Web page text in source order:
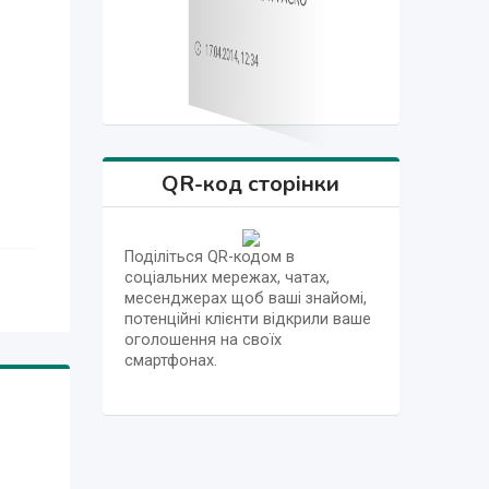
17.04.2014, 12:12
17.04.2014, 12:47
17.04.2014, 12:34
17.04.2014, 12:3017.04.2014, 12:15
17.04.2014, 12:12
17.04.2014, 12:47
QR-код сторінки
Поділіться QR-кодом в
соціальних мережах, чатах,
месенджерах щоб ваші знайомі,
потенційні клієнти відкрили ваше
оголошення на своїх
смартфонах.